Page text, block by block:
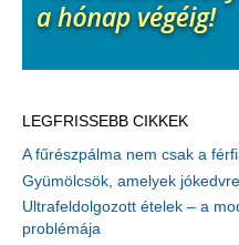
LEGFRISSEBB CIKKEK
A fűrészpálma nem csak a
Gyümölcsök, amelyek
Ultrafeldolgozott ételek – a
problémája